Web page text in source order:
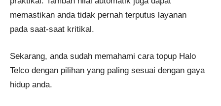
memastikan anda tidak pernah terputus layanan
pada saat-saat kritikal.
Sekarang, anda sudah memahami cara topup Halo
Telco dengan pilihan yang paling sesuai dengan gaya
hidup anda.